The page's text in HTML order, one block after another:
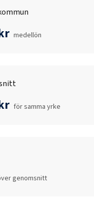
medellön
för samma yrke
genomsnitt